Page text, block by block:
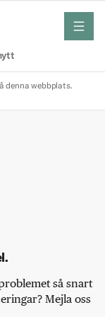
meny
denna webbplats.
så snart
Mejla oss